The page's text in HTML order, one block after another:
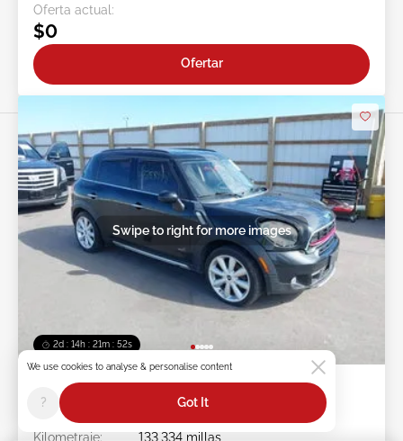
Oferta actual:
$0
Ofertar
2d : 14h : 21m : 49s
Swipe to right for more images
2016 MINI Countryman 1.6L
45******
Kilometraje:
133,334 millas
We use cookies to analyse & personalise content
? Got It